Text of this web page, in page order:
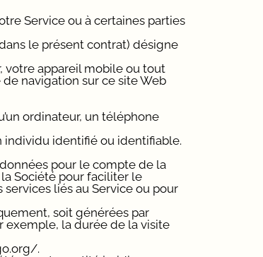
Service ou à certaines parties
le présent contrat) désigne
votre appareil mobile ou tout
navigation sur ce site Web
ordinateur, un téléphone
individu identifié ou identifiable.
pour le compte de la
Société pour faciliter le
liés au Service ou pour
soit générées par
exemple, la durée de la visite
.